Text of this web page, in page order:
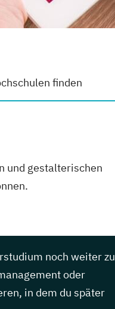
finden
und gestalterischen
noch weiter zu
oder
in dem du später